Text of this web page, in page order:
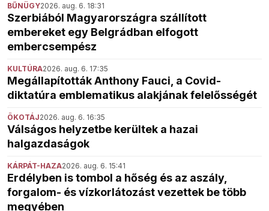
BŰNÜGY2026. aug. 6. 18:31
Szerbiából Magyarországra szállított
embereket egy Belgrádban elfogott
embercsempész
KULTÚRA2026. aug. 6. 17:35
Megállapították Anthony Fauci, a Covid-
diktatúra emblematikus alakjának felelősségét
ÖKOTÁJ2026. aug. 6. 16:35
Válságos helyzetbe kerültek a hazai
halgazdaságok
KÁRPÁT-HAZA2026. aug. 6. 15:41
Erdélyben is tombol a hőség és az aszály,
forgalom- és vízkorlátozást vezettek be több
megyében